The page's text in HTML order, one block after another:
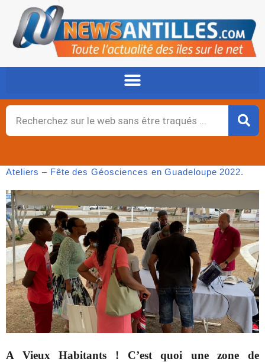
contenu
Rechercher
Ateliers – Fête des Géosciences en Guadeloupe 2022.
A Vieux Habitants ! C’est quoi une zone de
Page
Page